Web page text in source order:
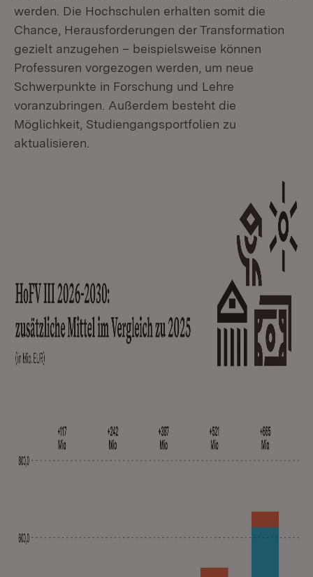
werden. Die Hochschulen erhalten somit die
Chance, Herausforderungen der Transformation
gezielt anzugehen – beispielsweise können
Professuren vorgezogen werden, um neue
Schwerpunkte in Forschung und Lehre
voranzubringen. Außerdem besteht die
Möglichkeit, Studiengangsportfolien zu
aktualisieren.